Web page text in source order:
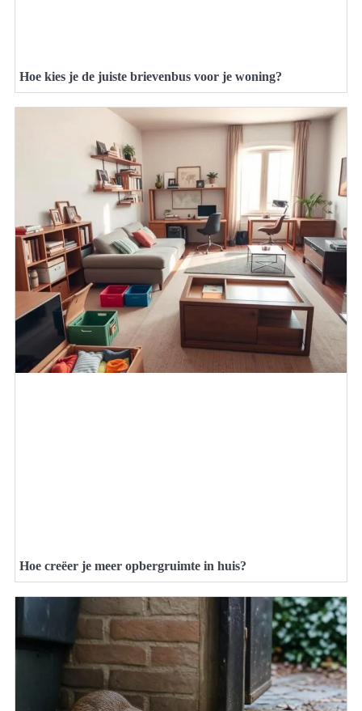
Hoe kies je de juiste brievenbus voor je woning?
Hoe creëer je meer opbergruimte in huis?